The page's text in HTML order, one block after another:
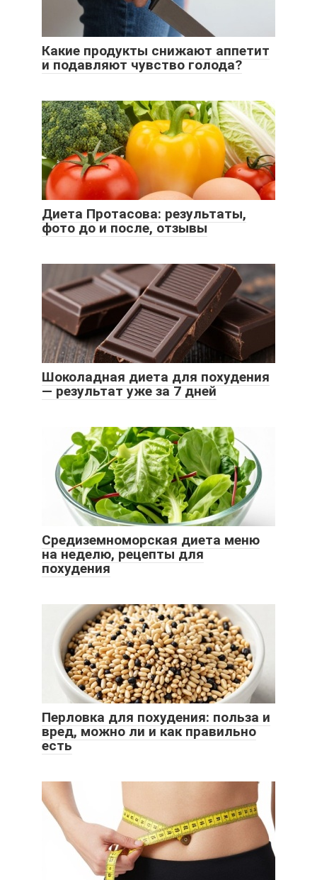
Какие продукты снижают аппетит
и подавляют чувство голода?
Диета Протасова: результаты,
фото до и после, отзывы
Шоколадная диета для похудения
— результат уже за 7 дней
Средиземноморская диета меню
на неделю, рецепты для
похудения
Перловка для похудения: польза и
вред, можно ли и как правильно
есть